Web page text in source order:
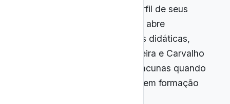
estratégias adequadas ao perfil de seus
estudantes. Essa flexibilidade abre
possibilidades para inovações didáticas,
mas, conforme apontam Oliveira e Carvalho
(2023), também pode gerar lacunas quando
não há suporte institucional nem formação